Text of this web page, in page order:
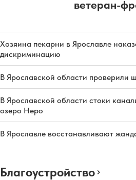
ветеран-
Хозяина пекарни в Ярославле
дискриминацию
В Ярославской области проверили
В Ярославской области стоки
озеро Неро
В Ярославле восстанавливают
Благоустройство